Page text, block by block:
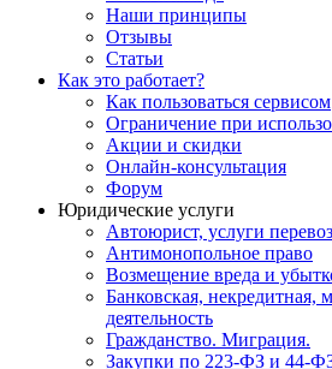
Наши принципы
Отзывы
Статьи
Как это работает?
Как пользоваться сервисом
Ограничение при
Акции и скидки
Онлайн-консультация
Форум
Юридические услуги
Автоюрист, услуги
Антимонопольное право
Возмещение вреда и
Банковская, некредитная,
деятельность
Гражданство. Миграция.
Закупки по 223-ФЗ и 44-